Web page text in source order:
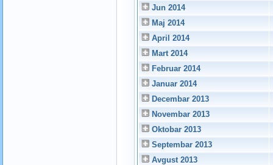
Jun 2014
Maj 2014
April 2014
Mart 2014
Februar 2014
Januar 2014
Decembar 2013
Novembar 2013
Oktobar 2013
Septembar 2013
Avgust 2013